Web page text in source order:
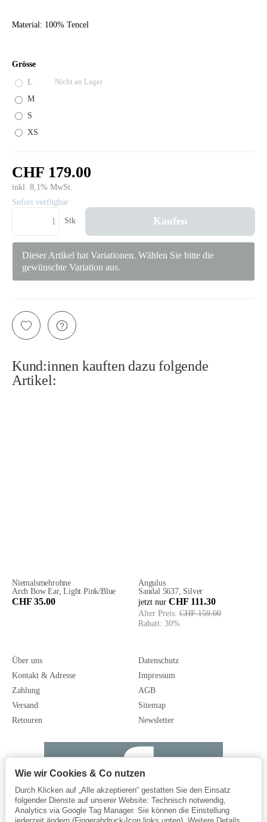
Material: 100% Tencel
Grösse
L Nicht an Lager
M
S
XS
CHF 179.00
inkl. 8,1% MwSt.
Sofort verfügbar
Stk Kaufen
Dieser Artikel hat Variationen. Wählen Sie bitte die
gewünschte Variation aus.
Kund:innen kauften dazu folgende
Artikel:
Niemalsmehrohne
Arch Bow Ear, Light Pink/Blue
CHF 35.00
Angulus
Sandal 5637, Silver
jetzt nur CHF 111.30
Alter Preis: CHF 159.00
Rabatt: 30%
Über uns
Kontakt & Adresse
Zahlung
Versand
Retouren
Datenschutz
Impressum
AGB
Sitemap
Newsletter
Wie wir Cookies & Co nutzen
Durch Klicken auf „Alle akzeptieren“ gestatten Sie den Einsatz
folgender Dienste auf unserer Website: Technisch notwendig,
Analytics via Google Tag Manager. Sie können die Einstellung